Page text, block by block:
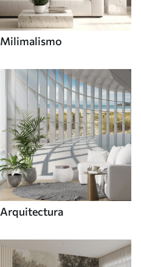
Milimalismo
Arquitectura